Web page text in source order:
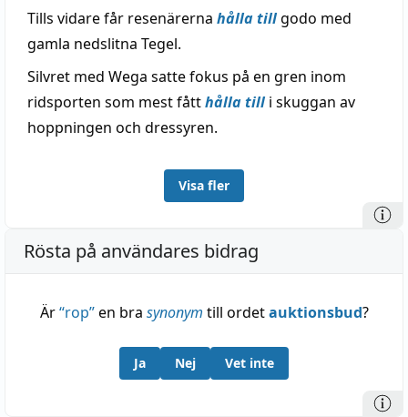
Tills vidare får resenärerna hålla tillgodo med
gamla nedslitna Tegel.
Silvret med Wega satte fokus på en gren inom
ridsporten som mest fåtthålla tilli skuggan av
hoppningen och dressyren.
Visa fler
Rösta på användares bidrag
Är“rop”en bra synonym till ordetauktionsbud?
Ja Nej Vet inte